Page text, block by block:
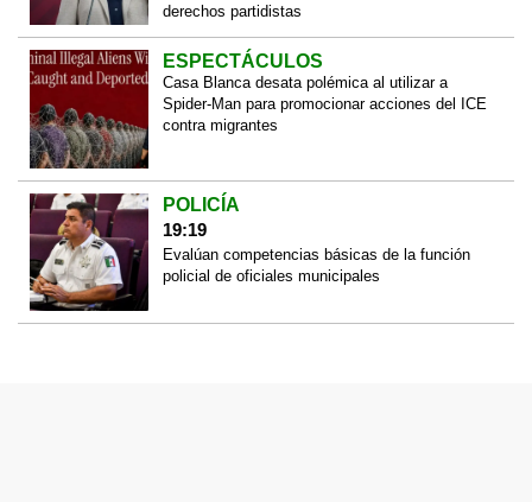
derechos partidistas
ESPECTÁCULOS
Casa Blanca desata polémica al utilizar a
Spider-Man para promocionar acciones del ICE
contra migrantes
POLICÍA
19:19
Evalúan competencias básicas de la función
policial de oficiales municipales